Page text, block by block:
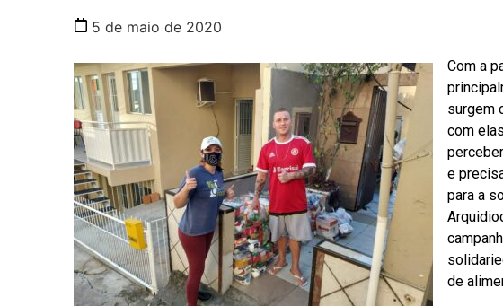
5 de maio de 2020
Com a
surgem
com
e
para a
de